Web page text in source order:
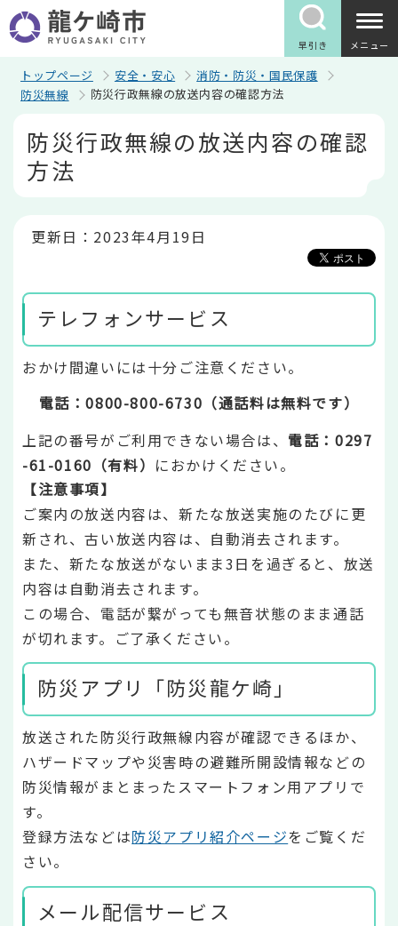
の
ペ
早引き メニュー
トップページ 安全・安心
消防・防災・国民保護
防災無線
防災行政無線の放送内容の確認方法
防災行政無線の放送内容の確認
方法
更新日：2023年4月19日
テレフォンサービス
おかけ間違いには十分ご注意ください。
電話：0800-800-6730（通話料は無料です）
上記の番号がご利用できない場合は、 電話：0297
-61-0160（有料） におかけください。
【注意事項】
ご案内の放送内容は、新たな放送実施のたびに更
新され、古い放送内容は、自動消去されます。
また、新たな放送がないまま3日を過ぎると、放送
内容は自動消去されます。
この場合、電話が繋がっても無音状態のまま通話
が切れます。ご了承ください。
防災アプリ「防災龍ケ崎」
放送された防災行政無線内容が確認できるほか、
ハザードマップや災害時の避難所開設情報などの
防災情報がまとまったスマートフォン用アプリで
す。
登録方法などは防災アプリ紹介ページをご覧くだ
さい。
メール配信サービス